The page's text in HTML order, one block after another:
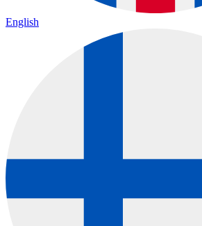
English